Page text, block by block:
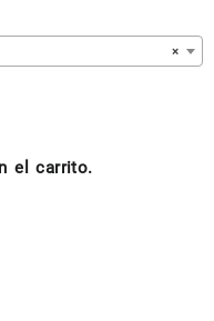
×
el carrito.